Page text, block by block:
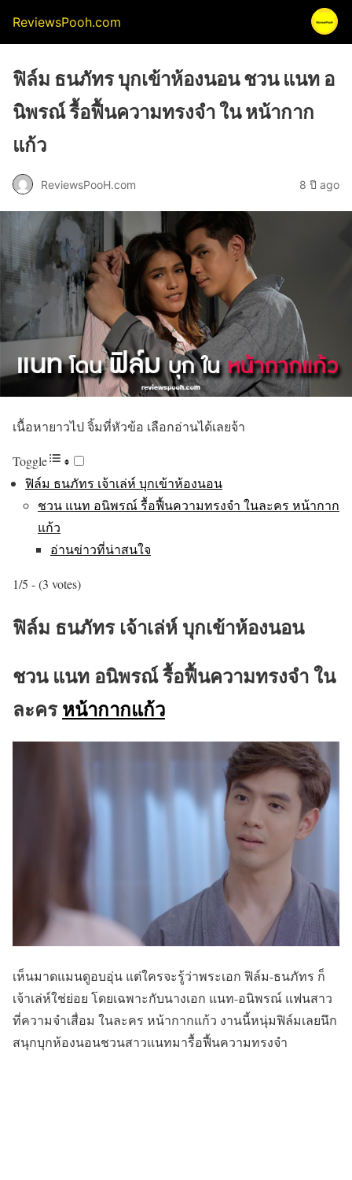
ReviewsPooh.com
ฟิล์ม ธนภัทร บุกเข้าห้องนอน ชวน แนท อ
นิพรณ์ รื้อฟื้นความทรงจำ ใน หน้ากาก
แก้ว
ReviewsPooH.com 8 ปี ago
เนื้อหายาวไป จิ้มที่หัวข้อ เลือกอ่านได้เลยจ้า
Toggle
ฟิล์ม ธนภัทร เจ้าเล่ห์ บุกเข้าห้องนอน
ชวน แนท อนิพรณ์ รื้อฟื้นความทรงจำ ในละคร หน้ากาก
แก้ว
อ่านข่าวที่น่าสนใจ
1/5 - (3 votes)
ฟิล์ม ธนภัทร เจ้าเล่ห์ บุกเข้าห้องนอน
ชวน แนท อนิพรณ์ รื้อฟื้นความทรงจำ ใน
ละครหน้ากากแก้ว
เห็นมาดแมนดูอบอุ่น แต่ใครจะรู้ว่าพระเอก ฟิล์ม-ธนภัทร ก็
เจ้าเล่ห์ใช่ย่อย โดยเฉพาะกับนางเอก แนท-อนิพรณ์ แฟนสาว
ที่ความจำเสื่อม ในละคร หน้ากากแก้ว งานนี้หนุ่มฟิล์มเลยนึก
สนุกบุกห้องนอนชวนสาวแนทมารื้อฟื้นความทรงจำ